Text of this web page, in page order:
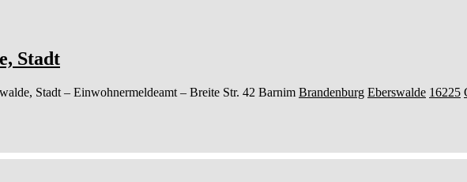
Stadt
Stadt – Einwohnermeldeamt – Breite Str. 42 Barnim Brandenburg Eberswalde 16225